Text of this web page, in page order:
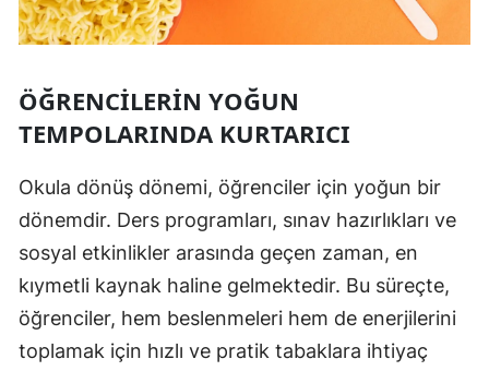
ÖĞRENCILERIN YOĞUN
TEMPOLARINDA KURTARICI
Okula dönüş dönemi, öğrenciler için yoğun bir
dönemdir. Ders programları, sınav hazırlıkları ve
sosyal etkinlikler arasında geçen zaman, en
kıymetli kaynak haline gelmektedir. Bu süreçte,
öğrenciler, hem beslenmeleri hem de enerjilerini
toplamak için hızlı ve pratik tabaklara ihtiyaç